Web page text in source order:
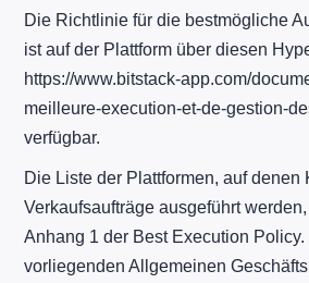
Die Richtlinie für die bestmögliche
ist auf der Plattform über diesen
https://www.bitstack-app.com/
meilleure-execution-et-de-gestion-
verfügbar.
Die Liste der Plattformen, auf denen
Verkaufsaufträge ausgeführt
Anhang 1 der Best Execution
vorliegenden Allgemeinen